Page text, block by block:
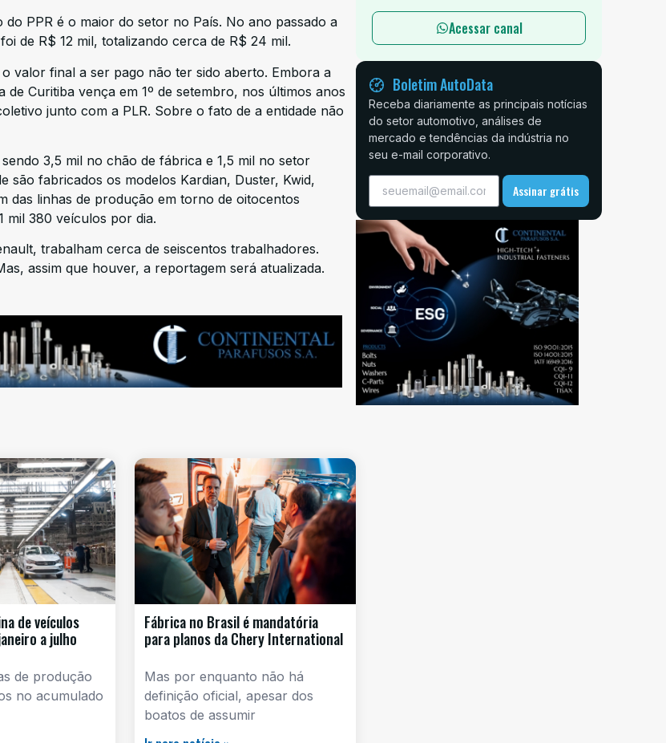
PPR é o maior do setor no País. No ano passado a
de R$ 12 mil, totalizando cerca de R$ 24 mil.
valor final a ser pago não ter sido aberto. Embora a
Curitiba vença em 1º de setembro, nos últimos anos
junto com a PLR. Sobre o fato de a entidade não
3,5 mil no chão de fábrica e 1,5 mil no setor
são fabricados os modelos Kardian, Duster, Kwid,
das linhas de produção em torno de oitocentos
mil 380 veículos por dia.
trabalham cerca de seiscentos trabalhadores.
assim que houver, a reportagem será atualizada.
de veículos
a julho
de produção
no acumulado
Fábrica no Brasil é mandatória
para planos da Chery International
Mas por enquanto não há
definição oficial, apesar dos
boatos de assumir
Acessar canal
Boletim AutoData
Receba diariamente as principais notícias
do setor automotivo, análises de
mercado e tendências da indústria no
seu e-mail corporativo.
Assinar grátis